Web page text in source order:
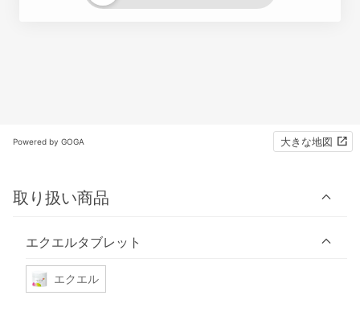
Powered by GOGA 大きな地図
取り扱い商品
エクエルタブレット
エクエル